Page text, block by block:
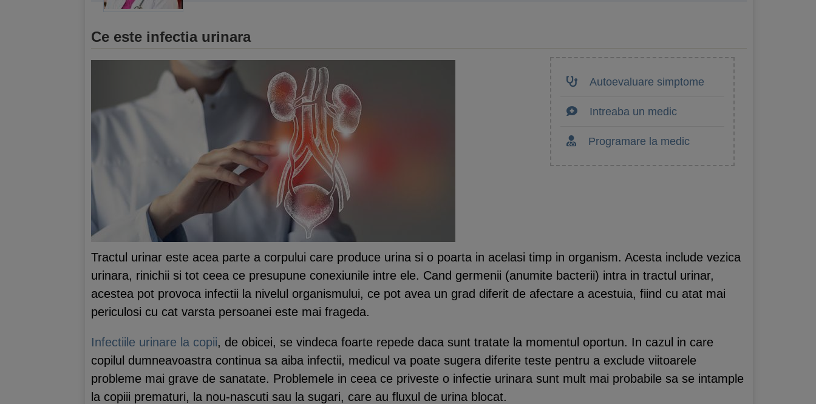
Ce este infectia urinara
Autoevaluare simptome
Intreaba un medic
Programare la medic
Tractul urinar este acea parte a corpului care produce urina si o poarta in acelasi timp in organism. Acesta include vezica
urinara, rinichii si tot ceea ce presupune conexiunile intre ele. Cand germenii (anumite bacterii) intra in tractul urinar,
acestea pot provoca infectii la nivelul organismului, ce pot avea un grad diferit de afectare a acestuia, fiind cu atat mai
periculosi cu cat varsta persoanei este mai frageda.
Infectiile urinare la copii, de obicei, se vindeca foarte repede daca sunt tratate la momentul oportun. In cazul in care
copilul dumneavoastra continua sa aiba infectii, medicul va poate sugera diferite teste pentru a exclude viitoarele
probleme mai grave de sanatate. Problemele in ceea ce priveste o infectie urinara sunt mult mai probabile sa se intample
la copiii prematuri, la nou-nascuti sau la sugari, care au fluxul de urina blocat.